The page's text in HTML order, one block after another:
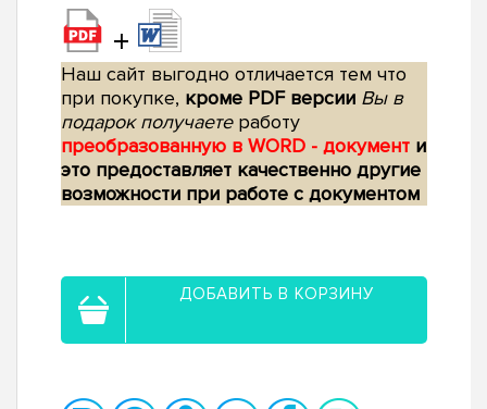
+
Наш сайт выгодно отличается тем что
при покупке, кроме PDF версии Вы в
подарок получаетеработу
преобразованную в WORD - документ и
это предоставляет качественно другие
возможности при работе с документом
ДОБАВИТЬ В КОРЗИНУ